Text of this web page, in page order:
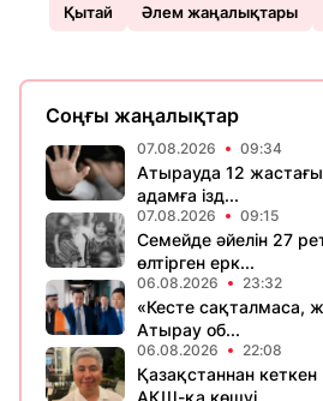
Қытай Әлем жаңалықтары
Соңғы жаңалықтар
07.08.2026 09:34
Атырауда 12 жастағы
адамға ізд...
07.08.2026 09:15
Семейде әйелін 27
өлтірген ерк...
06.08.2026 23:32
«Кесте сақталмаса,
Атырау об...
06.08.2026 22:08
Қазақстаннан
АҚШ-қа көшуі...